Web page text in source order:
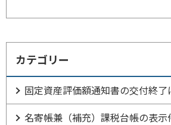
カテゴリー
固定資産評価額通知書の交付終了
名寄帳兼（補充）課税台帳の表